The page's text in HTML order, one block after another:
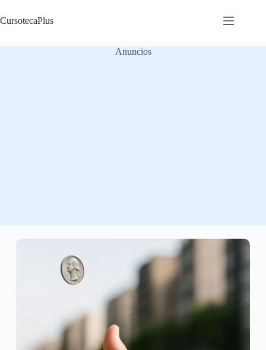
al
contenido
CursotecaPlus
Anuncios